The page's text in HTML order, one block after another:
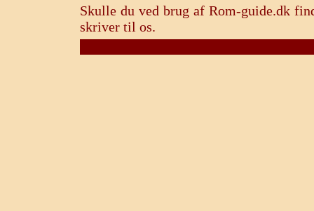
Skulle du ved brug af Rom-guide.dk
skriver til os.